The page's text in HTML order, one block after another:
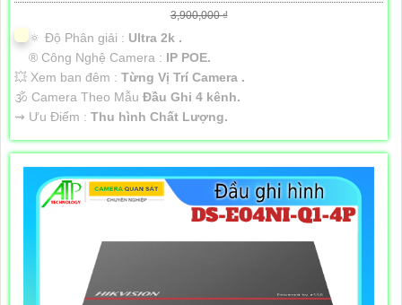
3,900,000 ₫
🔅 Độ Phân giải : Ultra 2k .
®️ Công Nghệ Camera : IP POE.
💥 Xem ban đêm : Từng Vị Trí Camera .
🕉️ Camera Theo Mẫu Đầu Ghi 4 kênh.
️⇝ Ưu Điểm : Thu hình Chất Lượng.